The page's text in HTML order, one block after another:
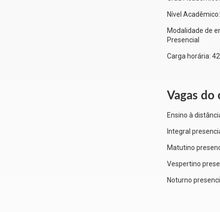
Nível
Modalidade de
Presencial
Carga horária:
Vagas do
Ensino à
Integral
Matutino
Vespertino
Noturno